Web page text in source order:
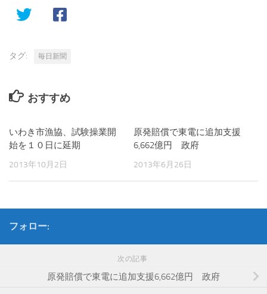
タグ: 毎日新聞
おすすめ
いわき市漁協、試験操業開
始を１０日に延期
2013年10月2日
原発賠償で東電に追加支援
6,662億円 政府
2013年6月26日
フォロー:
次の記事
原発賠償で東電に追加支援6,662億円 政府